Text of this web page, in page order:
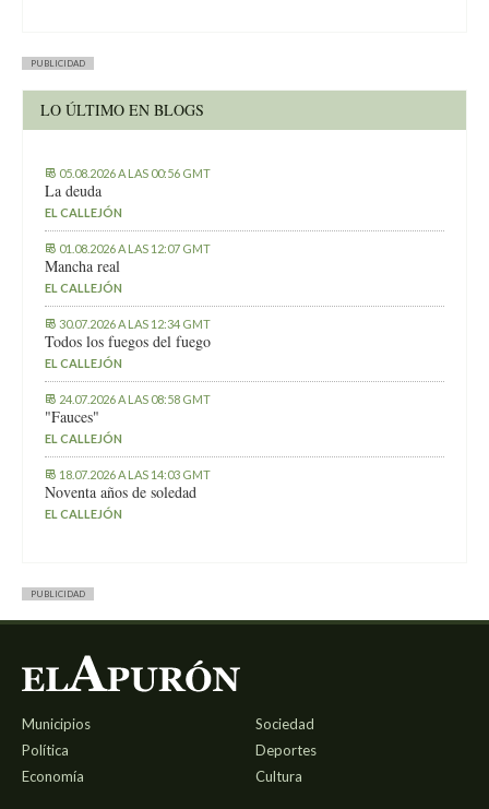
PUBLICIDAD
LO ÚLTIMO EN BLOGS
05.08.2026 A LAS 00:56 GMT
La deuda
EL CALLEJÓN
01.08.2026 A LAS 12:07 GMT
Mancha real
EL CALLEJÓN
30.07.2026 A LAS 12:34 GMT
Todos los fuegos del fuego
EL CALLEJÓN
24.07.2026 A LAS 08:58 GMT
"Fauces"
EL CALLEJÓN
18.07.2026 A LAS 14:03 GMT
Noventa años de soledad
EL CALLEJÓN
PUBLICIDAD
Municipios
Política
Economía
Sociedad
Deportes
Cultura